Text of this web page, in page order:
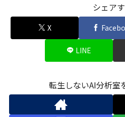
シェア
X
LINE
転生しないAI分析室